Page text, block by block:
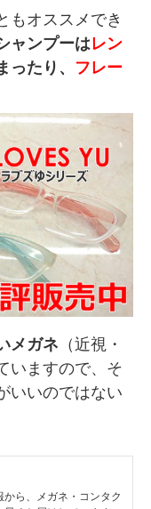
もオススメでき
ャンプーはレン
ったり、 フレー
メガネ （近視・
いますので、そ
いいのではない
ら、メガネ・コンタク